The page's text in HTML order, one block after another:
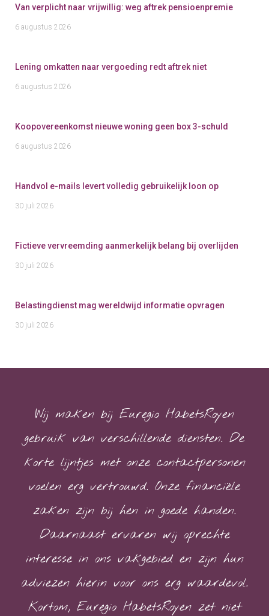
Van verplicht naar vrijwillig: weg aftrek pensioenpremie
6 augustus 2026
Lening omkatten naar vergoeding redt aftrek niet
6 augustus 2026
Koopovereenkomst nieuwe woning geen box 3-schuld
6 augustus 2026
Handvol e-mails levert volledig gebruikelijk loon op
30 juli 2026
Fictieve vervreemding aanmerkelijk belang bij overlijden
30 juli 2026
Belastingdienst mag wereldwijd informatie opvragen
30 juli 2026
Wij maken bij Euregio HabetsRoyen
gebruik van verschillende diensten. De
korte lijntjes met onze contactpersonen
voelen erg vertrouwd. Onze financiële
zaken zijn bij hen in goede handen.
Daarnaast ervaren wij oprechte
interesse in ons vakgebied en zijn hun
adviezen hierin voor ons erg waardevol.
Kortom, Euregio HabetsRoyen zet niet